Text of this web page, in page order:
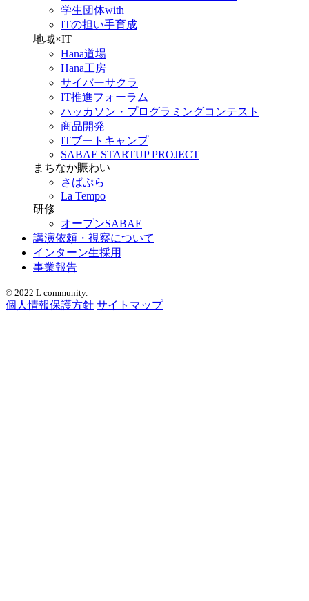
学生団体with
ITの担い手育成
地域×IT
Hana道場
Hana工房
サイバーサクラ
IT推進フォーラム
ハッカソン・プログラミングコンテスト
商品開発
ITブートキャンプ
SABAE STARTUP PROJECT
まちなか賑わい
さばぷら
La Tempo
研修
オープンSABAE
講演依頼・視察について
インターン生採用
事業報告
© 2022 L community.
個人情報保護方針 サイトマップ